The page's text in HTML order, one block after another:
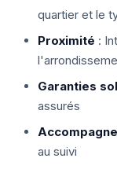
quartier et le
Proximité :
Garanties
assurés
au suivi